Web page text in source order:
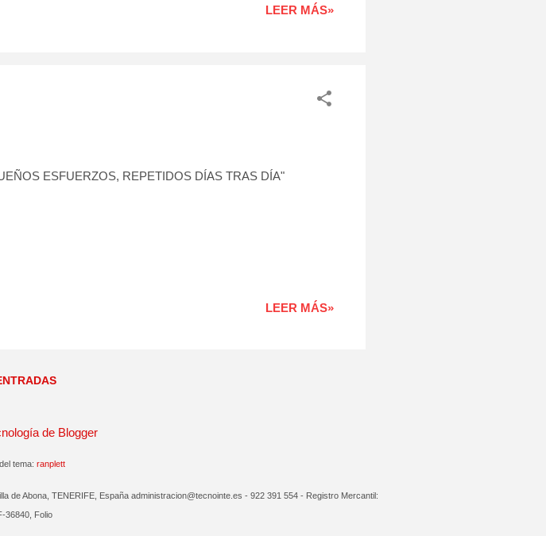
LEER MÁS»
ESFUERZOS, REPETIDOS DÍAS TRAS DÍA"
LEER MÁS»
de Blogger
tema: ranplett
de Abona, TENERIFE, España administracion@tecnointe.es - 922 391 554 - Registro Mercantil:
36840, Folio